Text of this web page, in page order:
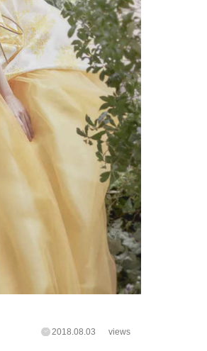
2018.08.03 views